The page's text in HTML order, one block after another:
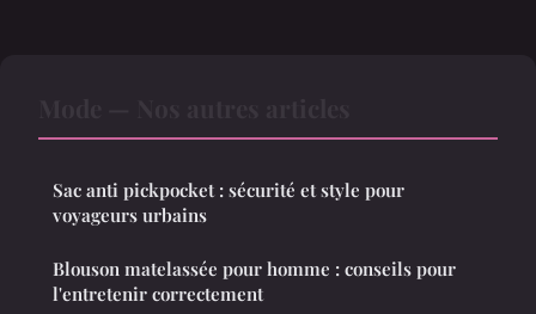
Sac anti pickpocket : sécurité et style pour
voyageurs urbains
Blouson matelassée pour homme : conseils pour
l'entretenir correctement